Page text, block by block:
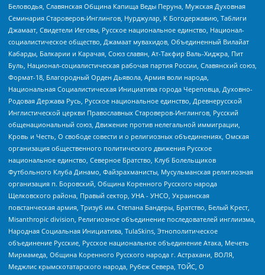
Беловодья, Славянская Община Капища Веды Перуна, Мужская Духовная
Семинария Староверов-Инглингов, Нурджулар, К Богодержавию, Таблиги
Джамаат, Свидетели Иеговы, Русское национальное единство, Национал-
социалистическое общество, Джамаат мувахидов, Объединенный Вилайат
Кабарды, Балкарии и Карачая, Союз славян, Ат-Такфир Валь-Хиджра, Пит
Буль, Национал-социалистическая рабочая партия России, Славянский союз,
Формат-18, Благородный Орден Дьявола, Армия воли народа,
Национальная Социалистическая Инициатива города Череповца, Духовно-
Родовая Держава Русь, Русское национальное единство, Древнерусской
Инглистической церкви Православных Староверов-Инглингов, Русский
общенациональный союз, Движение против нелегальной иммиграции,
Кровь и Честь, О свободе совести и о религиозных объединениях, Омская
организация общественного политического движения Русское
национальное единство, Северное Братство, Клуб Болельщиков
Футбольного Клуба Динамо, Файзрахманисты, Мусульманская религиозная
организация п. Боровский, Община Коренного Русского народа
Щелковского района, Правый сектор, УНА - УНСО, Украинская
повстанческая армия, Тризуб им. Степана Бандеры, Братство, Белый Крест,
Misanthropic division, Религиозное объединение последователей инглиизма,
Народная Социальная Инициатива, TulaSkins, Этнополитическое
объединение Русские, Русское национальное объединение Атака, Мечеть
Мирмамеда, Община Коренного Русского народа г. Астрахани, ВОЛЯ,
Меджлис крымскотатарского народа, Рубеж Севера, ТОЙС, О